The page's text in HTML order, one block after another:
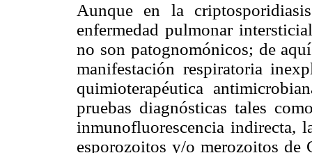
Aunque en la
enfermedad pulmonar
no son patognomónicos; de
manifestación respiratoria
quimioterapéutica
pruebas diagnósticas tales
inmunofluorescencia indirecta,
esporozoitos y/o merozoitos